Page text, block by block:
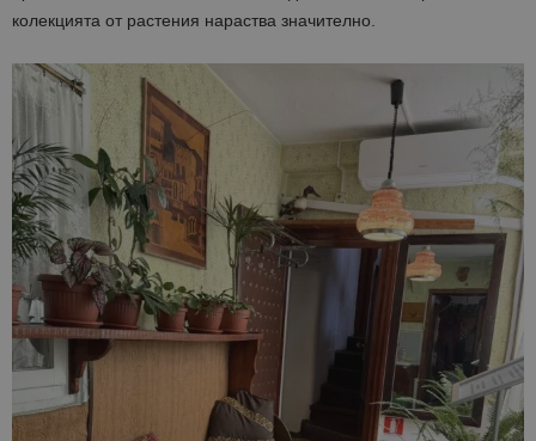
колекцията от растения нараства значително.